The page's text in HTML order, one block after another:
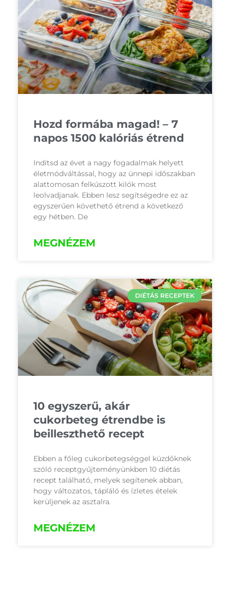
Hozd formába magad! – 7
napos 1500 kalóriás étrend
Indítsd az évet a nagy fogadalmak helyett
életmódváltással, hogy az ünnepi időszakban
alattomosan felkúszott kilók most
leolvadjanak. Ebben lesz segítségedre ez az
egyszerűen követhető étrend a következő
egy hétben. De
MEGNÉZEM
DIÉTÁS RECEPTEK
10 egyszerű, akár
cukorbeteg étrendbe is
beilleszthető recept
Ebben a főleg cukorbetegséggel küzdőknek
szóló receptgyűjteményünkben 10 diétás
recept található, melyek segítenek abban,
hogy változatos, tápláló és ízletes ételek
kerüljenek az asztalra.
MEGNÉZEM